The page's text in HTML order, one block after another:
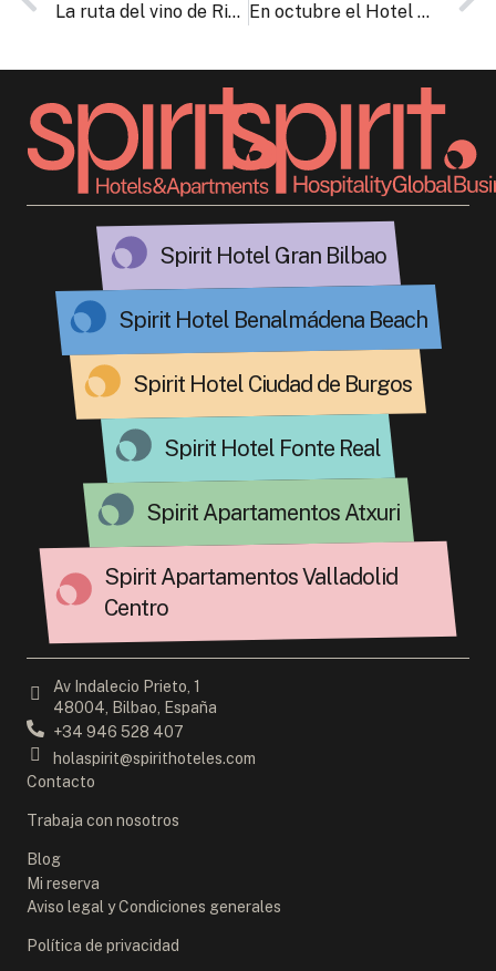
La ruta del vino de Rioja Alavesa: bodegas, pueblos amurallados y adrenalina
En octubre el Hotel Gran Bilbao “Piensa en Rosa”
Spirit Hotel Gran Bilbao
Spirit Hotel Benalmádena Beach
Spirit Hotel Ciudad de Burgos
Spirit Hotel Fonte Real
Spirit Apartamentos Atxuri
Spirit Apartamentos Valladolid
Centro
Av Indalecio Prieto, 1
48004, Bilbao, España
+34 946 528 407
holaspirit@spirithoteles.com
Contacto
Trabaja con nosotros
Blog
Mi reserva
Aviso legal y Condiciones generales
Política de privacidad